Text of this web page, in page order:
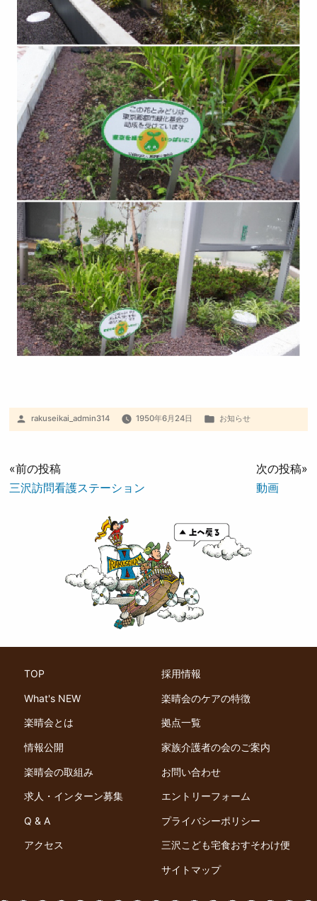
rakuseikai_admin314 1950年6月24日 お知らせ
«前の投稿
三沢訪問看護ステーション
次の投稿»
動画
TOP
What's NEW
楽晴会とは
情報公開
楽晴会の取組み
求人・インターン募集
Q & A
アクセス
採用情報
楽晴会のケアの特徴
拠点一覧
家族介護者の会のご案内
お問い合わせ
エントリーフォーム
プライバシーポリシー
三沢こども宅食おすそわけ便
サイトマップ